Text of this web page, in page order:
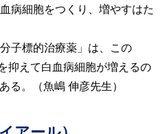
病細胞をつくり、増やすはた
子標的治療薬」は、この
抑えて白血病細胞が増えるの
る。（魚嶋 伸彦先生）